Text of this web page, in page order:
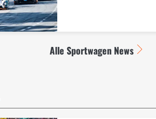
Alle Sportwagen News